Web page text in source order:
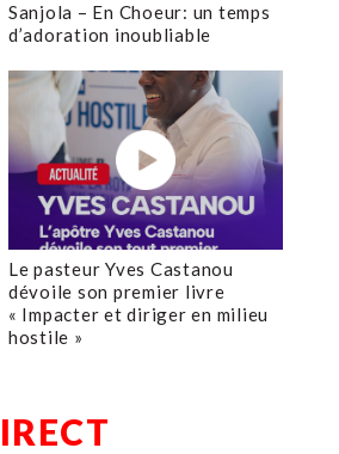
Sanjola – En Choeur: un temps
d’adoration inoubliable
Le pasteur Yves Castanou
dévoile son premier livre
« Impacter et diriger en milieu
hostile »